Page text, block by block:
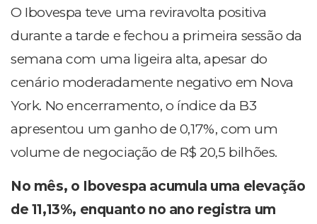
O Ibovespa teve uma reviravolta positiva
durante a tarde e fechou a primeira sessão da
semana com uma ligeira alta, apesar do
cenário moderadamente negativo em Nova
York. No encerramento, o índice da B3
apresentou um ganho de 0,17%, com um
volume de negociação de R$ 20,5 bilhões.
No mês, o Ibovespa acumula uma elevação
de 11,13%, enquanto no ano registra um